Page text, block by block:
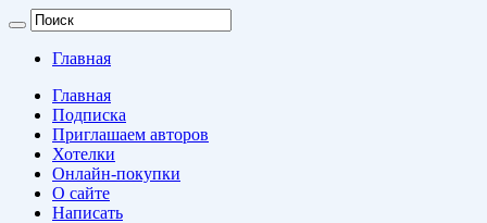
Главная
Главная
Подписка
Приглашаем авторов
Хотелки
Онлайн-покупки
О сайте
Написать